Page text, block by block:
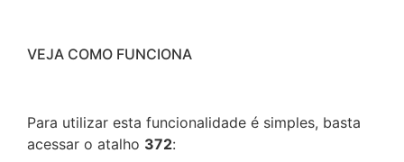
VEJA COMO FUNCIONA
Para utilizar esta funcionalidade é simples, basta
acessar o atalho 372: